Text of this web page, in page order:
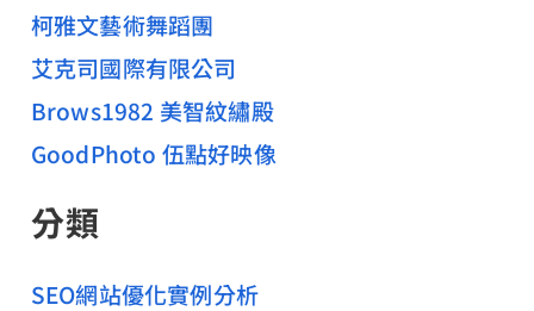
柯雅文藝術舞蹈團
艾克司國際有限公司
Brows1982 美智紋繡殿
GoodPhoto 伍點好映像
分類
SEO網站優化實例分析